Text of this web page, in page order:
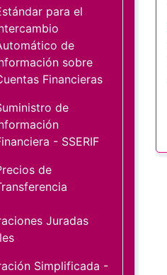
para el
de
sobre
Financieras
de
- SSERIF
de
Juradas
Simplificada -